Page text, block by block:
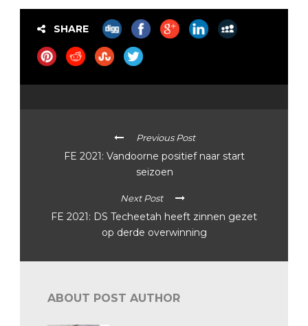
SHARE
Previous Post
FE 2021: Vandoorne positief naar start
seizoen
Next Post
FE 2021: DS Techeetah heeft zinnen gezet
op derde overwinning
ABOUT POST AUTHOR